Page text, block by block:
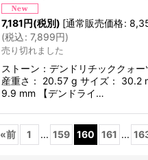
7,181円(税別) [通常販売価格:
(税込: 7,899円)
売り切れました
ストーン：デンドリチッククォ
産重さ： 20.57 g サイズ： 30.2
9.9 mm 【デンドライ…
«前 1 ... 159 160 161 ...